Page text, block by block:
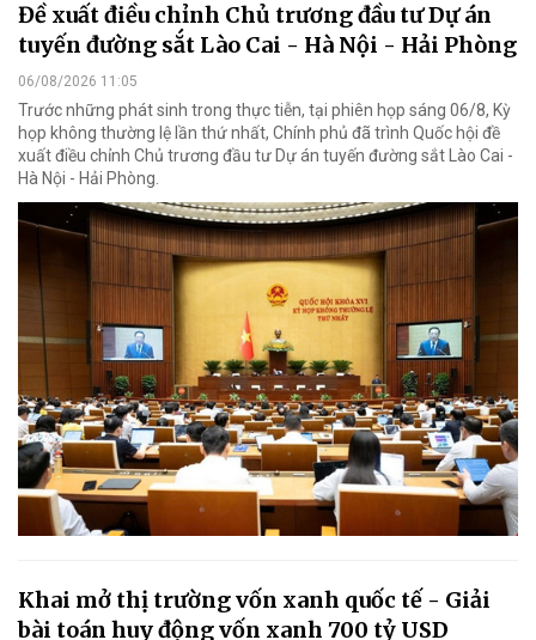
Đề xuất điều chỉnh Chủ trương đầu tư Dự án
tuyến đường sắt Lào Cai - Hà Nội - Hải Phòng
06/08/2026 11:05
Trước những phát sinh trong thực tiễn, tại phiên họp sáng 06/8, Kỳ
họp không thường lệ lần thứ nhất, Chính phủ đã trình Quốc hội đề
xuất điều chỉnh Chủ trương đầu tư Dự án tuyến đường sắt Lào Cai -
Hà Nội - Hải Phòng.
Khai mở thị trường vốn xanh quốc tế - Giải
bài toán huy động vốn xanh 700 tỷ USD